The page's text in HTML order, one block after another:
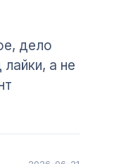
дело
а не